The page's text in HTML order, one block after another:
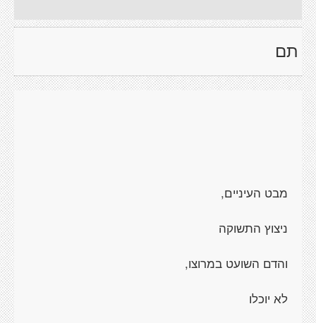
תם
מבט העיניים,
ניצוץ התשוקה
והדם השועט במרוצו,
לא יוכלו